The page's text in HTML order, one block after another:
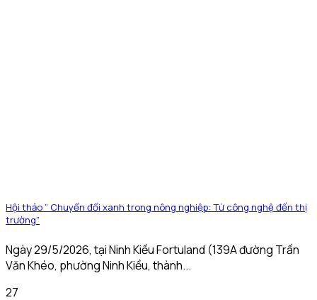
Hội thảo ” Chuyển đổi xanh trong nông nghiệp: Từ công nghệ đến thị
trường”
Ngày 29/5/2026, tại Ninh Kiều Fortuland (139A đường Trần
Văn Khéo, phường Ninh Kiều, thành...
27